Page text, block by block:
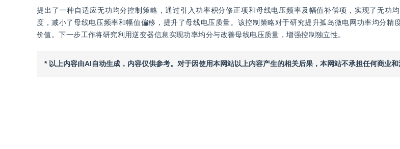
提出了一种自适应无功均分控制策略，通过引入功率积分修正项和母线电压频率及幅值补偿项，实现了无功
度，减小了母线电压频率和幅值偏移，提升了母线电压质量。该控制策略对于研究提升孤岛微电网功率均分精
价值。下一步工作将研究利用逆变器信息实现功率均分与改善母线电压质量，增强控制独立性。
* 以上内容由AI自动生成，内容仅供参考。对于因使用本网站以上内容产生的相关后果，本网站不承担任何商业和